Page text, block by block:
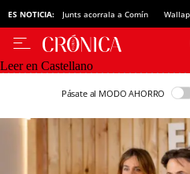
ES NOTICIA: Junts acorrala a Comín
Leer en Castellano
Pásate al MODO AHORRO